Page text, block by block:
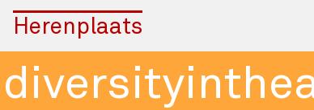
Herenplaats